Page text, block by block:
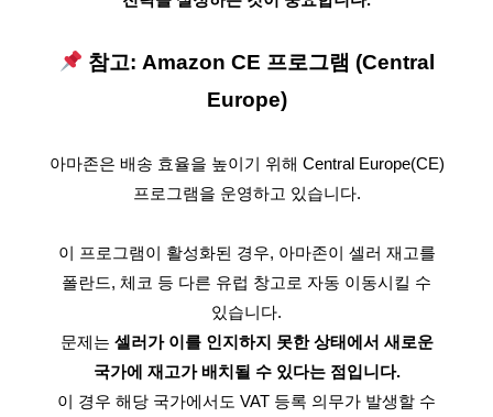
참고: Amazon CE 프로그램 (Central
Europe)
아마존은 배송 효율을 높이기 위해 Central Europe(CE)
프로그램을 운영하고 있습니다.
이 프로그램이 활성화된 경우, 아마존이 셀러 재고를
폴란드, 체코 등 다른 유럽 창고로 자동 이동시킬 수
있습니다.
문제는 셀러가 이를 인지하지 못한 상태에서 새로운
국가에 재고가 배치될 수 있다는 점입니다.
이 경우 해당 국가에서도 VAT 등록 의무가 발생할 수